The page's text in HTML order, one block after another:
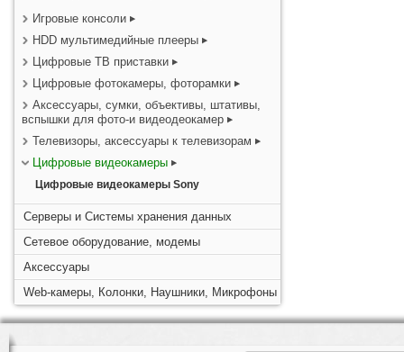
Игровые консоли
HDD мультимедийные плееры
Цифровые ТВ приставки
Цифровые фотокамеры, фоторамки
Аксессуары, сумки, объективы, штативы,
вспышки для фото-и видеодеокамер
Телевизоры, аксессуары к телевизорам
Цифровые видеокамеры
Цифровые видеокамеры Sony
Серверы и Системы хранения данных
Сетевое оборудование, модемы
Аксессуары
Web-камеры, Колонки, Наушники, Микрофоны